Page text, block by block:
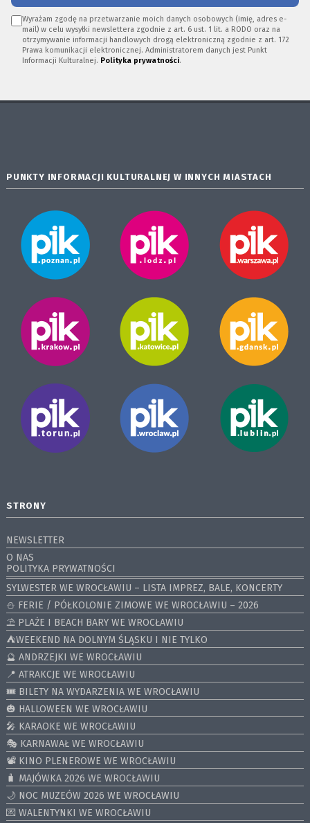
Wyrażam zgodę na przetwarzanie moich danych osobowych (imię, adres e-
mail) w celu wysyłki newslettera zgodnie z art. 6 ust. 1 lit. a RODO oraz na
otrzymywanie informacji handlowych drogą elektroniczną zgodnie z art. 172
Prawa komunikacji elektronicznej. Administratorem danych jest Punkt
Informacji Kulturalnej. Polityka prywatności.
PUNKTY INFORMACJI KULTURALNEJ W INNYCH MIASTACH
STRONY
NEWSLETTER
O NAS
POLITYKA PRYWATNOŚCI
SYLWESTER WE WROCŁAWIU – LISTA IMPREZ, BALE, KONCERTY
⛄️ FERIE / PÓŁKOLONIE ZIMOWE WE WROCŁAWIU – 2026
⛱️ PLAŻE I BEACH BARY WE WROCŁAWIU
⛺️WEEKEND NA DOLNYM ŚLĄSKU I NIE TYLKO
🔮 ANDRZEJKI WE WROCŁAWIU
📍 ATRAKCJE WE WROCŁAWIU
🎟️ BILETY NA WYDARZENIA WE WROCŁAWIU
🎃 HALLOWEEN WE WROCŁAWIU
🎤 KARAOKE WE WROCŁAWIU
🎭 KARNAWAŁ WE WROCŁAWIU
📽️ KINO PLENEROWE WE WROCŁAWIU
🧳 MAJÓWKA 2026 WE WROCŁAWIU
🌙 NOC MUZEÓW 2026 WE WROCŁAWIU
💌 WALENTYNKI WE WROCŁAWIU